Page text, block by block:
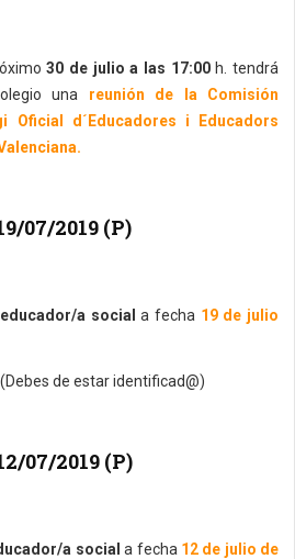
30 de julio a las 17:00 h. tendrá
una reunión de la Comisión
Oficial d´Educadores i Educadors
07/2019 (P)
a sociala fecha 19 de julio
(Debes de estar identificad@)
07/2019 (P)
a social a fecha 12 de julio de